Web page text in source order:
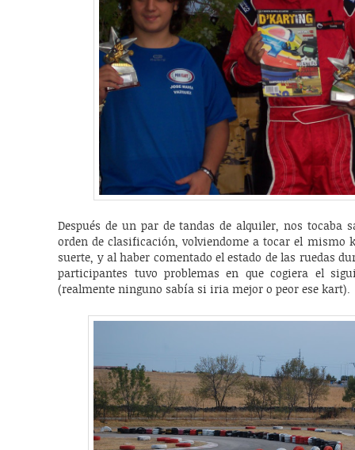
Después de un par de tandas de alquiler, nos tocaba
orden de clasificación, volviendome a tocar el mismo
suerte, y al haber comentado el estado de las ruedas
participantes tuvo problemas en que cogiera el
(realmente ninguno sabía si iria mejor o peor ese kart).